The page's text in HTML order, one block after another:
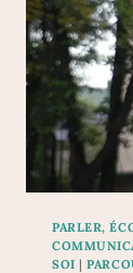
PARLER,
SOI |